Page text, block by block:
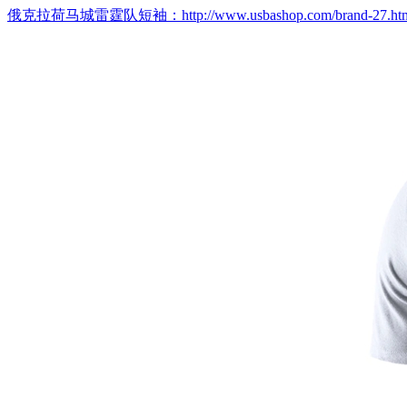
俄克拉荷马城雷霆队短袖：http://www.usbashop.com/brand-